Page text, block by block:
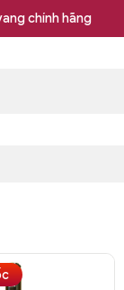
chính hãng